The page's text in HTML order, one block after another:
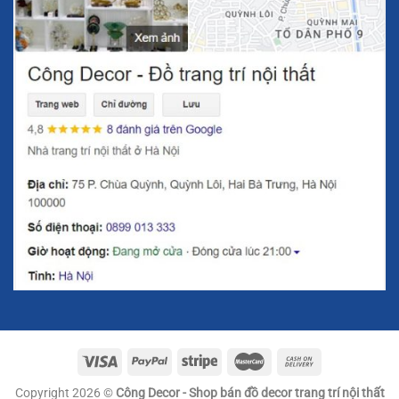
Phong Cách Thiết Kế Tinh Tế
Chim và quả cầu pha lê mang phong cách thiết kế hiện đại
nhưng không kém phần cổ điển, giúp tạo nên một không
gian sống thanh thoát, sang trọng. Với sự kết hợp hài hòa
giữa màu sắc vàng ánh kim của hợp kim và sự trong suốt
của pha lê, sản phẩm này có thể dễ dàng kết hợp với mọi
phong cách nội thất, từ cổ điển đến hiện đại, từ sang trọng
đến tối giản.
Ý Nghĩa Phong Thủy Của Mẫu Decor Trang Trí
Chim Và Quả Cầu Pha Lê
Chim là biểu tượng của sự tự do và may mắn trong phong
hoàn hảo và vĩnh cửu. Việc trang tríchim và quả cầu pha lê
trong không gian sống không chỉ mang lại vẻ đẹp thẩm mỹ
Copyright 2026 © Công Decor - Shop bán đồ decor trang trí nội thất